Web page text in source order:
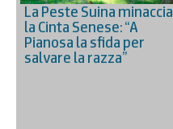
La Peste Suina minaccia
la Cinta Senese: “A
Pianosa la sfida per
salvare la razza”